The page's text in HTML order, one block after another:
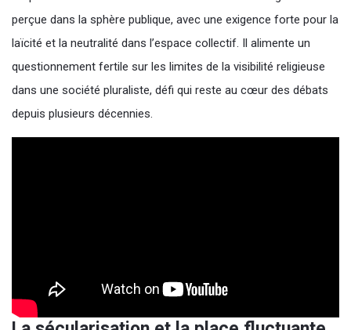
perçue dans la sphère publique, avec une exigence forte pour la
laïcité et la neutralité dans l’espace collectif. Il alimente un
questionnement fertile sur les limites de la visibilité religieuse
dans une société pluraliste, défi qui reste au cœur des débats
depuis plusieurs décennies.